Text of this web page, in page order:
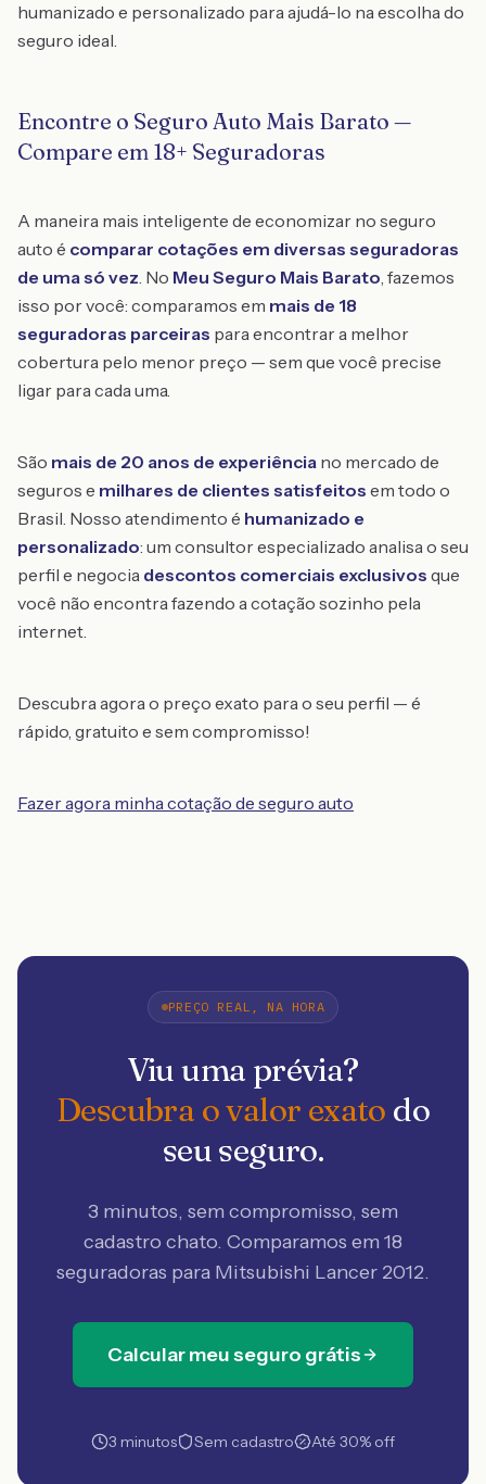
humanizado e personalizado para ajudá-lo na escolha do
seguro ideal.
Encontre o Seguro Auto Mais Barato —
Compare em 18+ Seguradoras
A maneira mais inteligente de economizar no seguro
auto é comparar cotações em diversas seguradoras
de uma só vez. No Meu Seguro Mais Barato, fazemos
isso por você: comparamos em mais de 18
seguradoras parceiras para encontrar a melhor
cobertura pelo menor preço — sem que você precise
ligar para cada uma.
São mais de 20 anos de experiência no mercado de
seguros e milhares de clientes satisfeitos em todo o
Brasil. Nosso atendimento é humanizado e
personalizado: um consultor especializado analisa o seu
perfil e negocia descontos comerciais exclusivos que
você não encontra fazendo a cotação sozinho pela
internet.
Descubra agora o preço exato para o seu perfil — é
rápido, gratuito e sem compromisso!
Fazer agora minha cotação de seguro auto
PREÇO REAL, NA HORA
Viu uma prévia?
Descubra o valor exato do
seu seguro.
3 minutos, sem compromisso, sem
cadastro chato. Comparamos em 18
seguradoras para Mitsubishi Lancer 2012.
Calcular meu seguro grátis
3 minutos Sem cadastro Até 30% off